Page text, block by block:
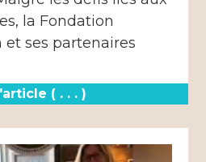
la Fondation
et ses partenaires
( . . . )